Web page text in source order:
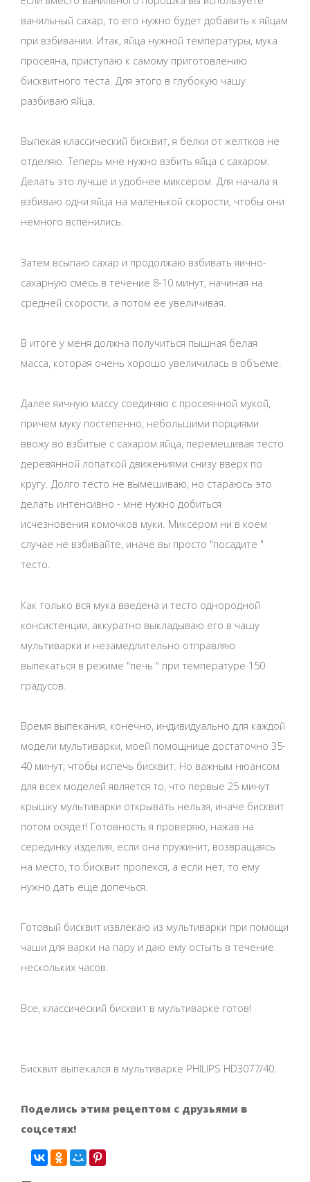
ванильный сахар, то его нужно будет добавить к яйцам
при взбивании. Итак, яйца нужной температуры, мука
просеяна, приступаю к самому приготовлению
бисквитного теста. Для этого в глубокую чашу
разбиваю яйца.
Выпекая классический бисквит, я белки от желтков не
отделяю. Теперь мне нужно взбить яйца с сахаром.
Делать это лучше и удобнее миксером. Для начала я
взбиваю одни яйца на маленькой скорости, чтобы они
немного вспенились.
Затем всыпаю сахар и продолжаю взбивать яично-
сахарную смесь в течение 8-10 минут, начиная на
средней скорости, а потом ее увеличивая.
В итоге у меня должна получиться пышная белая
масса, которая очень хорошо увеличилась в объеме.
Далее яичную массу соединяю с просеянной мукой,
причем муку постепенно, небольшими порциями
ввожу во взбитые с сахаром яйца, перемешивая тесто
деревянной лопаткой движениями снизу вверх по
кругу. Долго тесто не вымешиваю, но стараюсь это
делать интенсивно - мне нужно добиться
исчезновения комочков муки. Миксером ни в коем
случае не взбивайте, иначе вы просто "посадите "
тесто.
Как только вся мука введена и тесто однородной
консистенции, аккуратно выкладываю его в чашу
мультиварки и незамедлительно отправляю
выпекаться в режиме "печь " при температуре 150
градусов.
Время выпекания, конечно, индивидуально для каждой
модели мультиварки, моей помощнице достаточно 35-
40 минут, чтобы испечь бисквит. Но важным нюансом
для всех моделей является то, что первые 25 минут
крышку мультиварки открывать нельзя, иначе бисквит
потом осядет! Готовность я проверяю, нажав на
серединку изделия, если она пружинит, возвращаясь
на место, то бисквит пропекся, а если нет, то ему
нужно дать еще допечься.
Готовый бисквит извлекаю из мультиварки при помощи
чаши для варки на пару и даю ему остыть в течение
нескольких часов.
Все, классический бисквит в мультиварке готов!
Бисквит выпекался в мультиварке PHILIPS HD3077/40.
Поделись этим рецептом с друзьями в
соцсетях!